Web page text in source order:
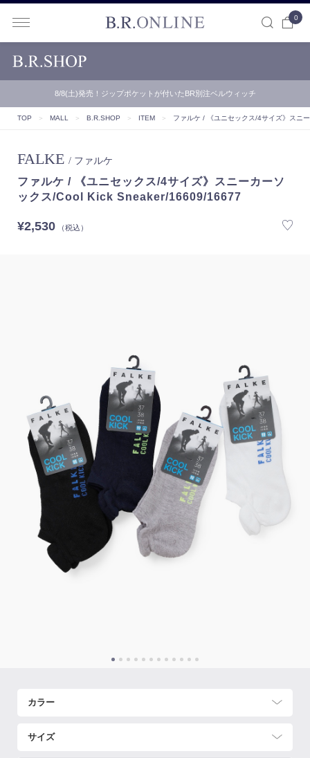
0
【B.R.ONLINE】一部店舗の夏期休業期間とお盆期間による配…
8/8(土)発売！ジップポケットが付いたBR別注ベルウィッチ
TOP ＞ MALL ＞ B.R.SHOP ＞ ITEM ＞ ファルケ / 《ユニセックス/4サイズ》スニ
FALKE / ファルケ
ファルケ / 《ユニセックス/4サイズ》スニーカーソ
ックス/Cool Kick Sneaker/16609/16677
¥2,530（税込）